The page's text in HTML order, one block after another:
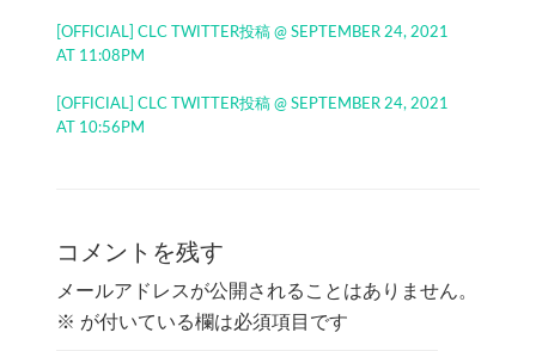
[OFFICIAL] CLC TWITTER投稿 @ SEPTEMBER 24, 2021
AT 11:08PM
[OFFICIAL] CLC TWITTER投稿 @ SEPTEMBER 24, 2021
AT 10:56PM
コメントを残す
メールアドレスが公開されることはありません。
※ が付いている欄は必須項目です